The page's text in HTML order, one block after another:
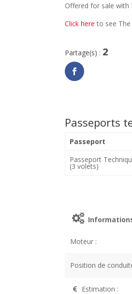
Offered for sale with
Click here to see The
Partage(s) : 2
Passeports
Passeport
Passeport
(3 volets)
Moteur :
Position de
Estimation :